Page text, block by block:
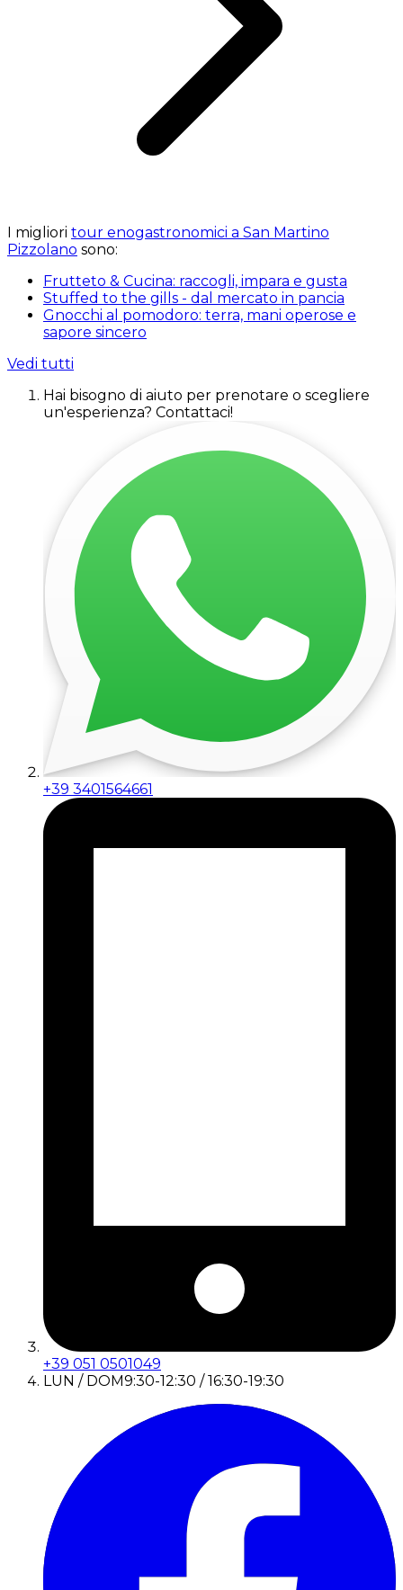
I migliori tour enogastronomici a San Martino
Pizzolano sono:
Frutteto & Cucina: raccogli, impara e gusta
Stuffed to the gills - dal mercato in pancia
Gnocchi al pomodoro: terra, mani operose e
sapore sincero
Vedi tutti
Hai bisogno di aiuto per prenotare o scegliere
un'esperienza? Contattaci!
+39 3401564661
+39 051 0501049
LUN / DOM9:30-12:30 / 16:30-19:30